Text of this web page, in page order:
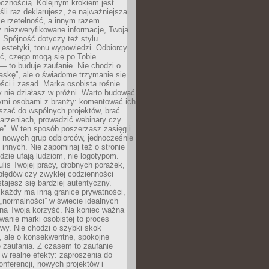
Kolejnym krokiem jest
raz deklarujesz, że najważniejsza
rzetelność, a innym razem
niezweryfikowane informacje, Twoja
Spójność dotyczy też stylu
tonu wypowiedzi. Odbiorcy
czego mogą się po Tobie
to buduje zaufanie. Nie chodzi o
ale o świadome trzymanie się
i zasad. Marka osobista rośnie
działasz w próżni. Warto budować
osobami z branży: komentować ich
do wspólnych projektów, brać
prowadzić webinary czy
W ten sposób poszerzasz zasięg i
grup odbiorców, jednocześnie
Nie zapominaj też o stronie
ufają ludziom, nie logotypom.
Twojej pracy, drobnych porażek,
czy zwykłej codzienności
się bardziej autentyczny.
ma inną granicę prywatności,
w świecie idealnych
Twoją korzyść. Na koniec ważna
marki osobistej to proces
Nie chodzi o szybki skok
ale o konsekwentne, spokojne
zaufania. Z czasem to zaufanie
realne efekty: zaproszenia do
nowych projektów i